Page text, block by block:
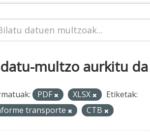
multzo aurkitu da
PDF XLSX
Etiketak:
transporte
CTB